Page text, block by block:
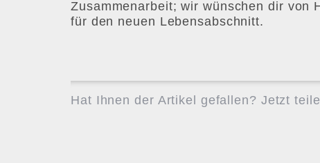
Zusammenarbeit; wir wünschen dir von
für den neuen Lebensabschnitt.
Hat Ihnen der Artikel gefallen? Jetzt